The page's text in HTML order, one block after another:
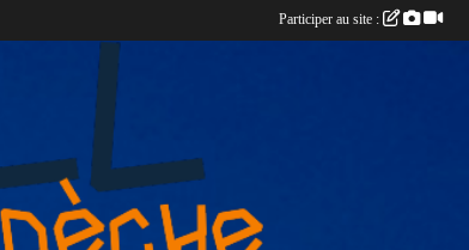
Participer au site :